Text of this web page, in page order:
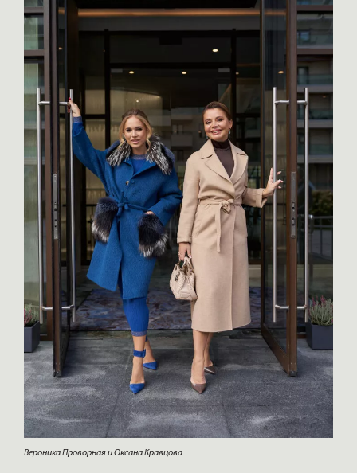
Вероника Проворная и Оксана Кравцова